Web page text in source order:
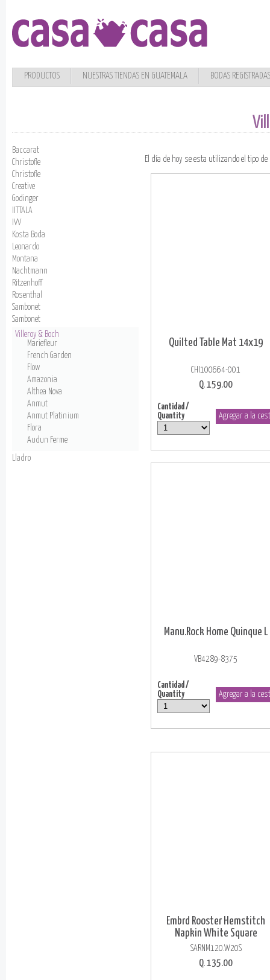
PRODUCTOS NUESTRAS TIENDAS EN GUATEMALA BODAS REGISTRADAS
Baccarat
Christofle
Christofle
Creative
Godinger
IITTALA
IVV
Kosta Boda
Leonardo
Montana
Nachtmann
Ritzenhoff
Rosenthal
Sambonet
Sambonet
Villeroy & Boch
Mariefleur
French Garden
Flow
Amazonia
Althea Nova
Anmut
Anmut Platinium
Flora
Audun Ferme
Lladro
El día de hoy se esta utilizando el tipo de
Quilted Table Mat 14x19
CHI100664-001
Q. 159.00
Cantidad /
Quantity
Manu.Rock Home Quinque L
VB4289-8375
Cantidad /
Quantity
Embrd Rooster Hemstitch
Napkin White Square
SARNM120.W20S
Q. 135.00